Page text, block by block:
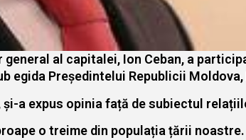
al capitalei, Ion Ceban, a
egida Președintelui Republicii
și-a expus opinia față de subiectul
o treime din populația țării noastre.